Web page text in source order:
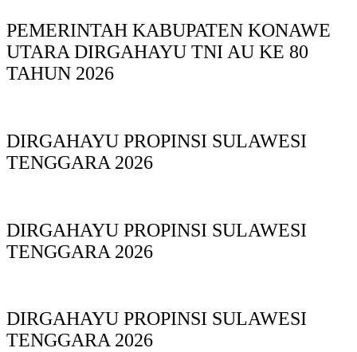
PEMERINTAH KABUPATEN KONAWE
UTARA DIRGAHAYU TNI AU KE 80
TAHUN 2026
DIRGAHAYU PROPINSI SULAWESI
TENGGARA 2026
DIRGAHAYU PROPINSI SULAWESI
TENGGARA 2026
DIRGAHAYU PROPINSI SULAWESI
TENGGARA 2026